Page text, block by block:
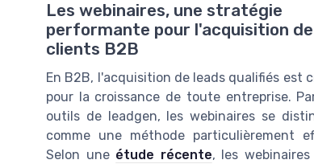
Les webinaires, une stratégie
performante pour l'acquisition de
clients B2B
En B2B, l'acquisition de leads qualifiés est
pour la croissance de toute entreprise.
outils de leadgen, les webinaires se
comme une méthode particulièrement
Selon une étude récente, les